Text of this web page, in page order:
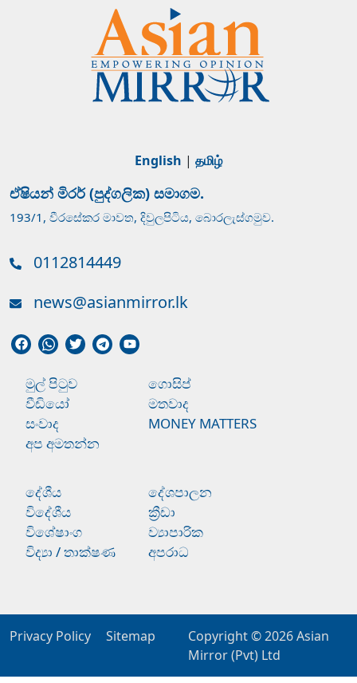
English | தமிழ்
ඒෂියන් මිරර් (පුද්ගලික) සමාගම.
193/1, වීරසේකර මාවත, දිවුලපිටිය, බොරලැස්ගමුව.
0112814449
news@asianmirror.lk
මුල් පිටුව
ගොසිප්
වීඩියෝ
මතවාද
සංවාද
MONEY MATTERS
අප අමතන්න
දේශීය
දේශපාලන
විදේශීය
ක්‍රීඩා
විශේෂාංග
ව්‍යාපාරික
විද්‍යා / තාක්ෂණ
අපරාධ
Privacy Policy Sitemap Copyright © 2026Asian
Mirror (Pvt) Ltd